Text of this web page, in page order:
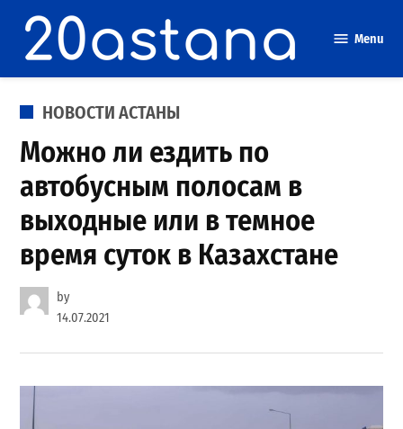
content
Menu
POSTED
НОВОСТИ АСТАНЫ
Можно ли ездить по
автобусным полосам в
выходные или в темное
время суток в Казахстане
by
14.07.2021